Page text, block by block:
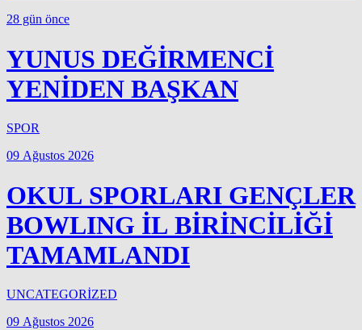
28 gün önce
YUNUS DEĞİRMENCİ
YENİDEN BAŞKAN
SPOR
09 Ağustos 2026
OKUL SPORLARI GENÇLER
BOWLING İL BİRİNCİLİĞİ
TAMAMLANDI
UNCATEGORİZED
09 Ağustos 2026